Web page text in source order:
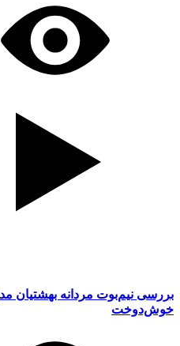
بررسی نیم‌بوت مردانه بهشتیان
خوش‌دوخت